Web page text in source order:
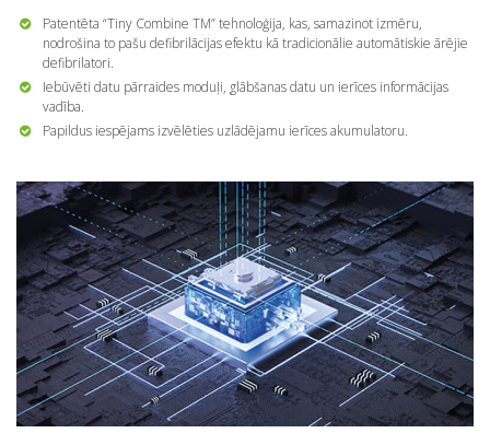
Patentēta “Tiny Combine TM” tehnoloģija, kas, samazinot izmēru,
nodrošina to pašu defibrilācijas efektu kā tradicionālie automātiskie ārējie
defibrilatori.
Iebūvēti datu pārraides moduļi, glābšanas datu un ierīces informācijas
vadība.
Papildus iespējams izvēlēties uzlādējamu ierīces akumulatoru.